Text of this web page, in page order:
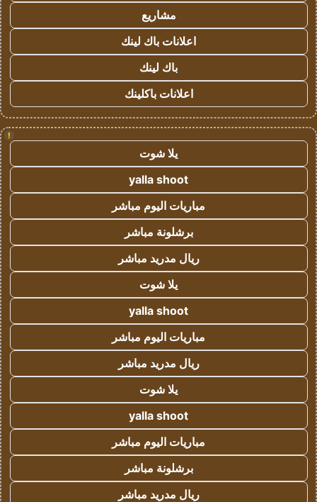
مشاريع
اعلانات باك لينك
باك لينك
اعلانات باكلينك
!
يلا شوت
yalla shoot
مباريات اليوم مباشر
برشلونة مباشر
ريال مدريد مباشر
يلا شوت
yalla shoot
مباريات اليوم مباشر
ريال مدريد مباشر
يلا شوت
yalla shoot
مباريات اليوم مباشر
برشلونة مباشر
ريال مدريد مباشر